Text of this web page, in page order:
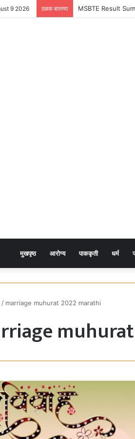
9 2026 ठळक बातम्या MSBTE Result
मुखपृष्ठ आरोग्य पाककृती धर्म
/ marriage muhurat 2022 marathi